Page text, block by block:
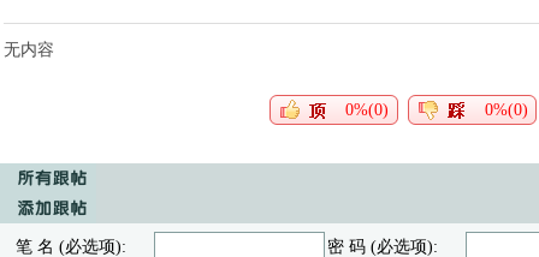
无内容
0%(0) 0%(0)
笔 名 (必选项):
密 码 (必选项):